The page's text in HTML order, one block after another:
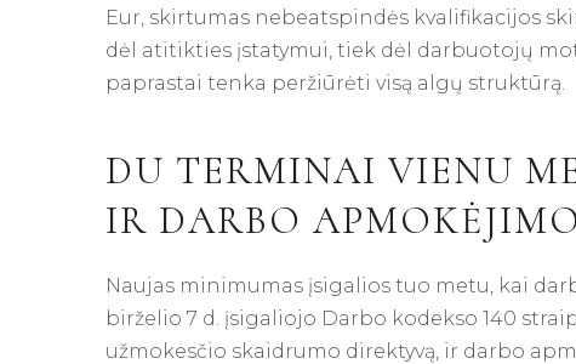
Eur, skirtumas nebeatspindės kvalifikacijos
dėl atitikties įstatymui, tiek dėl darbuotojų
paprastai tenka peržiūrėti visą algų struktūrą.
DU TERMINAI VIENU
IR DARBO
Naujas minimumas įsigalios tuo metu, kai
birželio 7 d. įsigaliojo Darbo kodekso 140
užmokesčio skaidrumo direktyvą, ir darbo